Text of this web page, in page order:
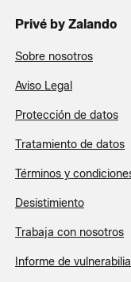
Privé by Zalando
Sobre nosotros
Aviso Legal
Protección de datos
Tratamiento de datos
Términos y
Desistimiento
Trabaja con nosotros
Informe de